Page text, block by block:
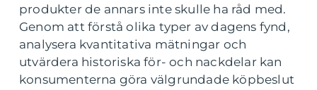
produkter de annars inte skulle ha råd med.
Genom att förstå olika typer av dagens fynd,
analysera kvantitativa mätningar och
utvärdera historiska för- och nackdelar kan
konsumenterna göra välgrundade köpbeslut